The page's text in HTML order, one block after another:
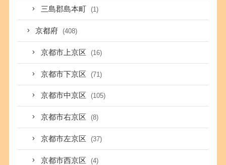
三島郡島本町 (1)
京都府 (408)
京都市上京区 (16)
京都市下京区 (71)
京都市中京区 (105)
京都市右京区 (8)
京都市左京区 (37)
京都市西京区 (4)